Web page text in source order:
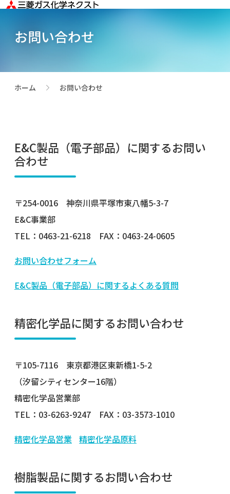
お問い合わせ
ホーム お問い合わせ
E&C製品（電子部品）に関するお問い
合わせ
〒254-0016 神奈川県平塚市東八幡5-3-7
E&C事業部
TEL：0463-21-6218 FAX：0463-24-0605
お問い合わせフォーム
E&C製品（電子部品）に関するよくある質問
精密化学品に関するお問い合わせ
〒105-7116 東京都港区東新橋1-5-2
（汐留シティセンター16階）
精密化学品営業部
TEL：03-6263-9247 FAX：03-3573-1010
精密化学品営業 精密化学品原料
樹脂製品に関するお問い合わせ